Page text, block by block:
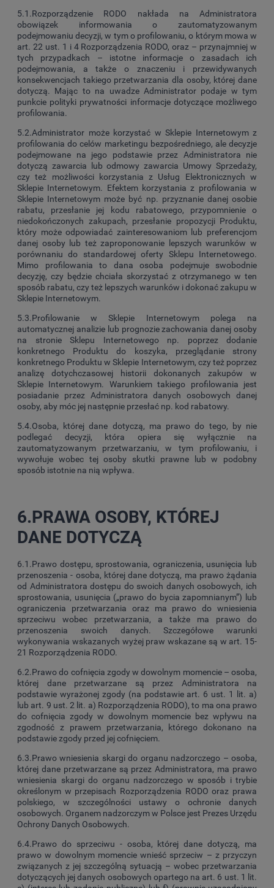
5.1.Rozporządzenie RODO nakłada na Administratora
obowiązek informowania o zautomatyzowanym
podejmowaniu decyzji, w tym o profilowaniu, o którym mowa w
art. 22 ust. 1 i 4 Rozporządzenia RODO, oraz – przynajmniej w
tych przypadkach – istotne informacje o zasadach ich
podejmowania, a także o znaczeniu i przewidywanych
konsekwencjach takiego przetwarzania dla osoby, której dane
dotyczą. Mając to na uwadze Administrator podaje w tym
punkcie polityki prywatności informacje dotyczące możliwego
profilowania.
5.2.Administrator może korzystać w Sklepie Internetowym z
profilowania do celów marketingu bezpośredniego, ale decyzje
podejmowane na jego podstawie przez Administratora nie
dotyczą zawarcia lub odmowy zawarcia Umowy Sprzedaży,
czy też możliwości korzystania z Usług Elektronicznych w
Sklepie Internetowym. Efektem korzystania z profilowania w
Sklepie Internetowym może być np. przyznanie danej osobie
rabatu, przesłanie jej kodu rabatowego, przypomnienie o
niedokończonych zakupach, przesłanie propozycji Produktu,
który może odpowiadać zainteresowaniom lub preferencjom
danej osoby lub też zaproponowanie lepszych warunków w
porównaniu do standardowej oferty Sklepu Internetowego.
Mimo profilowania to dana osoba podejmuje swobodnie
decyzję, czy będzie chciała skorzystać z otrzymanego w ten
sposób rabatu, czy też lepszych warunków i dokonać zakupu w
Sklepie Internetowym.
5.3.Profilowanie w Sklepie Internetowym polega na
automatycznej analizie lub prognozie zachowania danej osoby
na stronie Sklepu Internetowego np. poprzez dodanie
konkretnego Produktu do koszyka, przeglądanie strony
konkretnego Produktu w Sklepie Internetowym, czy też poprzez
analizę dotychczasowej historii dokonanych zakupów w
Sklepie Internetowym. Warunkiem takiego profilowania jest
posiadanie przez Administratora danych osobowych danej
osoby, aby móc jej następnie przesłać np. kod rabatowy.
5.4.Osoba, której dane dotyczą, ma prawo do tego, by nie
podlegać decyzji, która opiera się wyłącznie na
zautomatyzowanym przetwarzaniu, w tym profilowaniu, i
wywołuje wobec tej osoby skutki prawne lub w podobny
sposób istotnie na nią wpływa.
6.PRAWA OSOBY, KTÓREJ
DANE DOTYCZĄ
6.1.Prawo dostępu, sprostowania, ograniczenia, usunięcia lub
przenoszenia - osoba, której dane dotyczą, ma prawo żądania
od Administratora dostępu do swoich danych osobowych, ich
sprostowania, usunięcia („prawo do bycia zapomnianym”) lub
ograniczenia przetwarzania oraz ma prawo do wniesienia
sprzeciwu wobec przetwarzania, a także ma prawo do
przenoszenia swoich danych. Szczegółowe warunki
wykonywania wskazanych wyżej praw wskazane są w art. 15-
21 Rozporządzenia RODO.
6.2.Prawo do cofnięcia zgody w dowolnym momencie – osoba,
której dane przetwarzane są przez Administratora na
podstawie wyrażonej zgody (na podstawie art. 6 ust. 1 lit. a)
lub art. 9 ust. 2 lit. a) Rozporządzenia RODO), to ma ona prawo
do cofnięcia zgody w dowolnym momencie bez wpływu na
zgodność z prawem przetwarzania, którego dokonano na
podstawie zgody przed jej cofnięciem.
6.3.Prawo wniesienia skargi do organu nadzorczego – osoba,
której dane przetwarzane są przez Administratora, ma prawo
wniesienia skargi do organu nadzorczego w sposób i trybie
określonym w przepisach Rozporządzenia RODO oraz prawa
polskiego, w szczególności ustawy o ochronie danych
osobowych. Organem nadzorczym w Polsce jest Prezes Urzędu
Ochrony Danych Osobowych.
6.4.Prawo do sprzeciwu - osoba, której dane dotyczą, ma
prawo w dowolnym momencie wnieść sprzeciw – z przyczyn
związanych z jej szczególną sytuacją – wobec przetwarzania
dotyczących jej danych osobowych opartego na art. 6 ust. 1 lit.